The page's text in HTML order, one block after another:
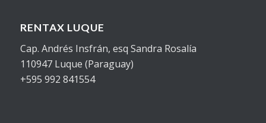
RENTAX LUQUE
Cap. Andrés Insfrán, esq Sandra Rosalía
110947 Luque (Paraguay)
+595 992 841554